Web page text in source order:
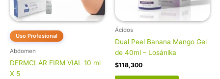
Uso Profesional
Abdomen
DERMCLAR FIRM VIAL 10 ml
X 5
Ácidos
Dual Peel Banana Mango Gel
de 40ml – Losánika
$118,300